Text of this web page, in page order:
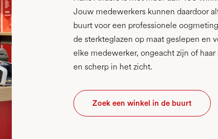
Jouw medewerkers kunnen daardoor
buurt voor een professionele
de sterkteglazen op maat geslepen en
elke medewerker, ongeacht zijn of
en scherp in het zicht.
Zoek een winkel in de buurt